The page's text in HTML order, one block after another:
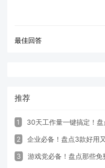
最佳回答
推荐
1 30天工作量一键搞定！盘
2 企业必备！盘点3款好用
3 游戏党必备！盘点那些免